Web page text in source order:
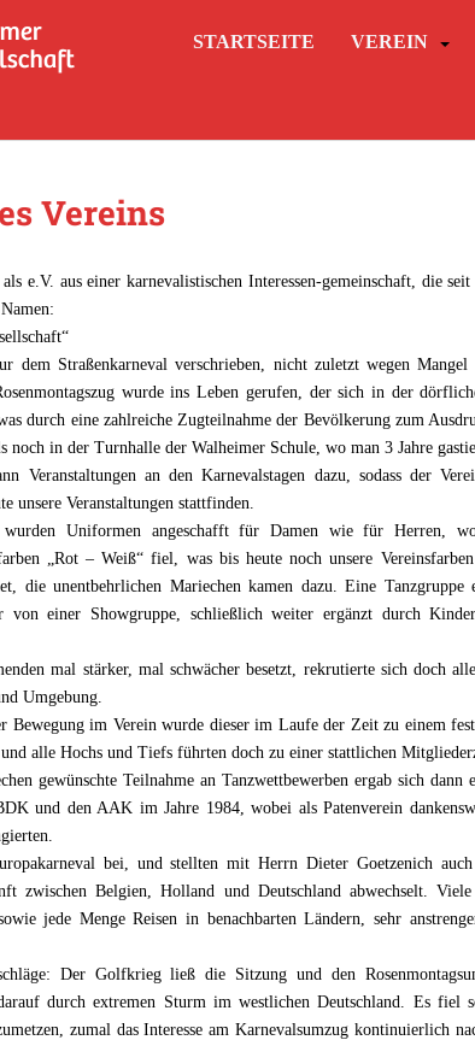
STARTSEITE VEREIN
Vereins
e.V. aus einer karnevalistischen Interessen-gemeinschaft, die seit
dem Straßenkarneval verschrieben, nicht zuletzt wegen Mangel
wurde ins Leben gerufen, der sich in der
durch eine zahlreiche Zugteilnahme der Bevölkerung zum
noch in der Turnhalle der Walheimer Schule, wo man 3 Jahre
Veranstaltungen an den Karnevalstagen dazu, sodass der
unsere Veranstaltungen stattfinden.
wurden Uniformen angeschafft für Damen wie für Herren,
„Rot – Weiß“ fiel, was bis heute noch unsere
die unentbehrlichen Mariechen kamen dazu. Eine Tanzgruppe
von einer Showgruppe, schließlich weiter ergänzt durch
mal stärker, mal schwächer besetzt, rekrutierte sich doch
Umgebung.
Bewegung im Verein wurde dieser im Laufe der Zeit zu einem
alle Hochs und Tiefs führten doch zu einer stattlichen
gewünschte Teilnahme an Tanzwettbewerben ergab sich
und den AAK im Jahre 1984, wobei als Patenverein
bei, und stellten mit Herrn Dieter Goetzenich
zwischen Belgien, Holland und Deutschland abwechselt.
jede Menge Reisen in benachbarten Ländern, sehr
Der Golfkrieg ließ die Sitzung und den
durch extremen Sturm im westlichen Deutschland. Es fiel
zumal das Interesse am Karnevalsumzug kontinuierlich